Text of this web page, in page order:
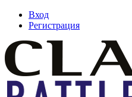
Вход
Регистрация